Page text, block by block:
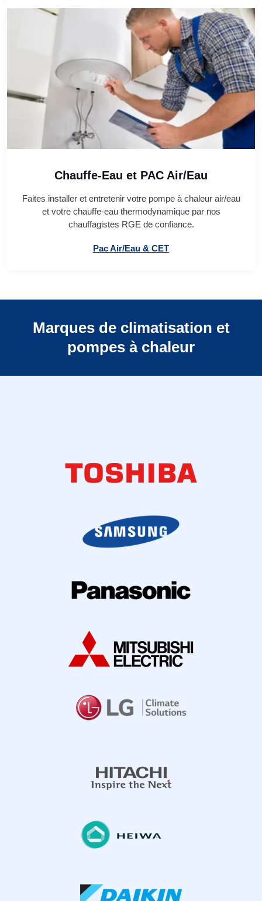
Chauffe-Eau et PAC Air/Eau
Faites installer et entretenir votre pompe à chaleur air/eau
et votre chauffe-eau thermodynamique par nos
chauffagistes RGE de confiance.
Pac Air/Eau & CET
Marques de climatisation et
pompes à chaleur